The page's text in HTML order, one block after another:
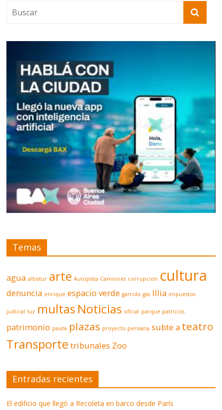
Temas
agua albistur arte Autopista Camiones corrupción cultura
denuncia enrique espacio verde garrido gas Illia impuestos
judicial luz multas Noticias oficial parque patricios
patrimonio pauta plazas proyecto persiana subte a teatro
Transporte tribunales Zoo
Entradas recientes
El edificio que llegó a Recoleta en barco desde París